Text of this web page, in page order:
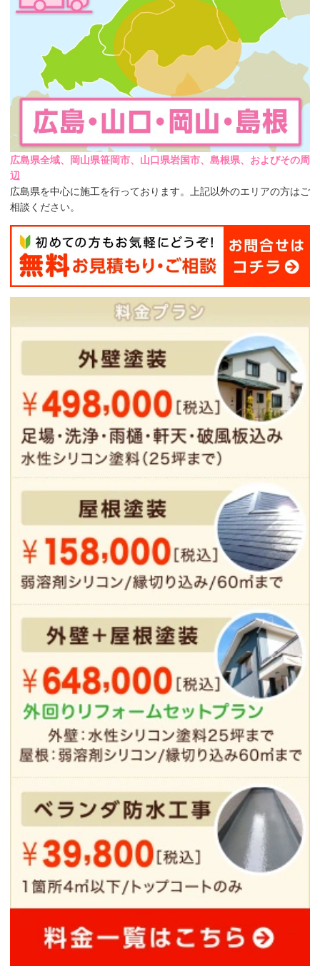
広島県全域、岡山県笹岡市、山口県岩国市、島根県、およびその周
辺
広島県を中心に施工を行っております。上記以外のエリアの方はご
相談ください。